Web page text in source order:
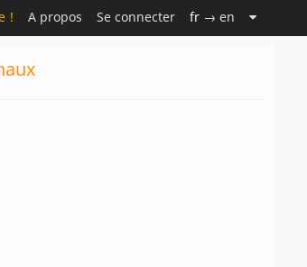
! A propos Se connecter fr → en